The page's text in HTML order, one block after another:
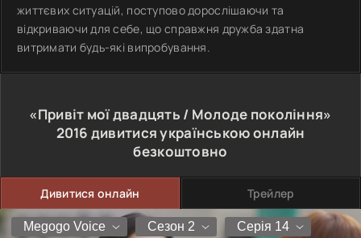
життєвих ситуацій, поступово дорослішаючи та
відкриваючи для себе, що справжня дружба здатна
витримати будь-які випробування.
«Привіт мої двадцять / Молоде покоління»
2016 дивитися українською онлайн
безкоштовно
Дивитися онлайн Трейлер